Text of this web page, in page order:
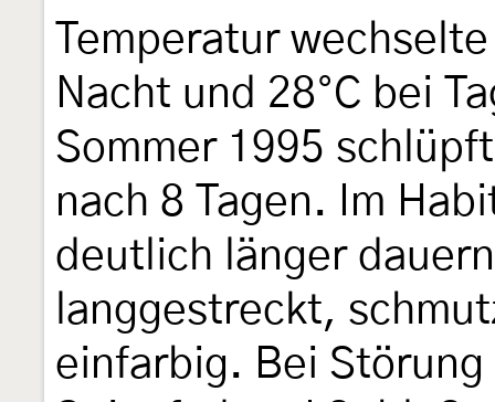
Temperatur
Nacht und 28°C bei
Sommer 1995
nach 8 Tagen. Im
deutlich länger
langgestreckt,
einfarbig. Bei